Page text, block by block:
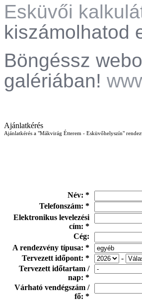
Esküvői
kiszámolhatod
Böngéssz
galériában!
Ajánlatkérés
Ajánlatkérés a "Mákvirág Étterem - Esküvőhelyszín"
Név: *
Telefonszám: *
Elektronikus levelezési
cím: *
Cég:
A rendezvény típusa: *
Tervezett időpont: *
-
Tervezett időtartam /
nap: *
Várható vendégszám /
fő: *